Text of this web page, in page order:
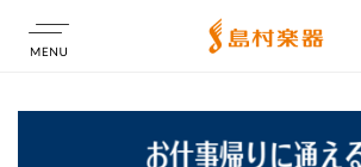
店舗情報